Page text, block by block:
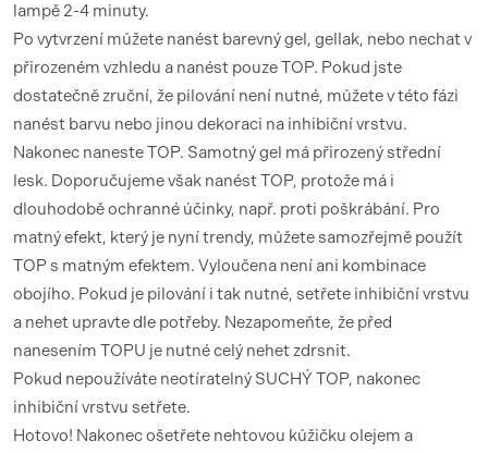
lampě 2-4 minuty.
Po vytvrzení můžete nanést barevný gel, gellak, nebo nechat v
přirozeném vzhledu a nanést pouze TOP. Pokud jste
dostatečně zruční, že pilování není nutné, můžete v této fázi
nanést barvu nebo jinou dekoraci na inhibiční vrstvu.
Nakonec naneste TOP. Samotný gel má přirozený střední
lesk. Doporučujeme však nanést TOP, protože má i
dlouhodobě ochranné účinky, např. proti poškrábání. Pro
matný efekt, který je nyní trendy, můžete samozřejmě použít
TOP s matným efektem. Vyloučena není ani kombinace
obojího. Pokud je pilování i tak nutné, setřete inhibiční vrstvu
a nehet upravte dle potřeby. Nezapomeňte, že před
nanesením TOPU je nutné celý nehet zdrsnit.
Pokud nepoužíváte neotíratelný SUCHÝ TOP, nakonec
inhibiční vrstvu setřete.
Hotovo! Nakonec ošetřete nehtovou kůžičku olejem a